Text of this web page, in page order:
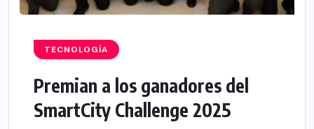
TECNOLOGÍA
Premian a los ganadores del
SmartCity Challenge 2025